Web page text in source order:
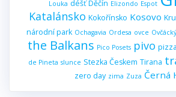
Louka déšť Děčín Elizondo Espot
Katalánsko Kokořínsko Kosovo
národní park Ochagavia Ordesa ovce
the Balkans Pico Posets pivo pizza
de Pineta slunce Stezka Českem Tirana
zero day zima Zuza Černá